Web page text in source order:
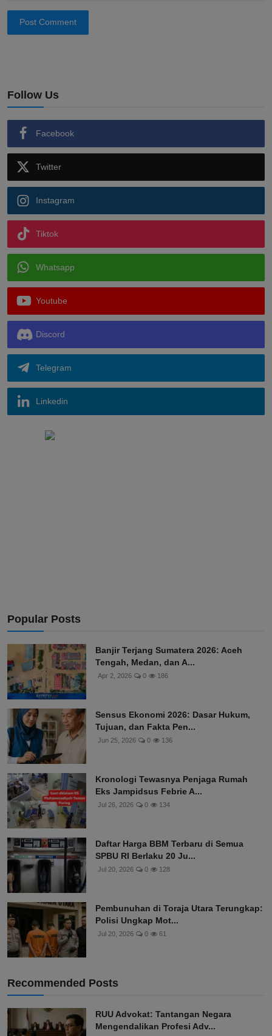
Post Comment
Follow Us
Facebook
Twitter
Instagram
Tiktok
Whatsapp
Youtube
Discord
Telegram
Linkedin
Popular Posts
Banjir Terjang Sumatera 2026: Aceh
Tengah, Medan, dan A...
Apr 2, 2026 0 186
Sensus Ekonomi 2026: Dasar Hukum,
Tujuan, dan Fakta Pen...
Jun 25, 2026 0 136
Kronologi Tewasnya Penjaga Rumah
Eks Jampidsus Febrie A...
Jul 26, 2026 0 134
Daftar Harga BBM Terbaru di Semua
SPBU RI Berlaku 20 Ju...
Jul 20, 2026 0 128
Pembunuhan di Toraja Utara Terungkap:
Polisi Ungkap Mot...
Jul 20, 2026 0 61
Recommended Posts
RUU Advokat: Tantangan Negara
Mengendalikan Profesi Adv...